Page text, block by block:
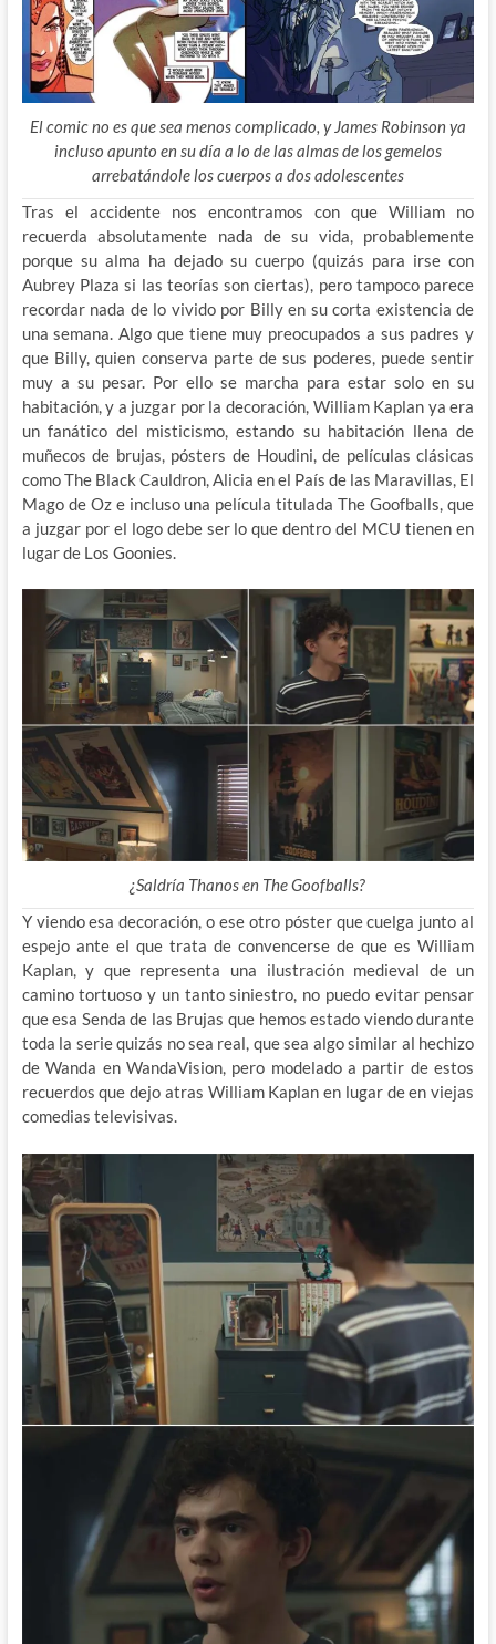
El comic no es que sea menos complicado, y James Robinson ya
incluso apunto en su día a lo de las almas de los gemelos
arrebatándole los cuerpos a dos adolescentes
Tras el accidente nos encontramos con que William no
recuerda absolutamente nada de su vida, probablemente
porque su alma ha dejado su cuerpo (quizás para irse con
Aubrey Plaza si las teorías son ciertas), pero tampoco parece
recordar nada de lo vivido por Billy en su corta existencia de
una semana. Algo que tiene muy preocupados a sus padres y
que Billy, quien conserva parte de sus poderes, puede sentir
muy a su pesar. Por ello se marcha para estar solo en su
habitación, y a juzgar por la decoración, William Kaplan ya era
un fanático del misticismo, estando su habitación llena de
muñecos de brujas, pósters de Houdini, de películas clásicas
como The Black Cauldron, Alicia en el País de las Maravillas, El
Mago de Oz e incluso una película titulada The Goofballs, que
a juzgar por el logo debe ser lo que dentro del MCU tienen en
lugar de Los Goonies.
¿Saldría Thanos en The Goofballs?
Y viendo esa decoración, o ese otro póster que cuelga junto al
espejo ante el que trata de convencerse de que es William
Kaplan, y que representa una ilustración medieval de un
camino tortuoso y un tanto siniestro, no puedo evitar pensar
que esa Senda de las Brujas que hemos estado viendo durante
toda la serie quizás no sea real, que sea algo similar al hechizo
de Wanda en WandaVision, pero modelado a partir de estos
recuerdos que dejo atras William Kaplan en lugar de en viejas
comedias televisivas.